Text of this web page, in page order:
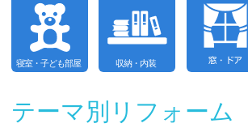
テーマ別リフォーム